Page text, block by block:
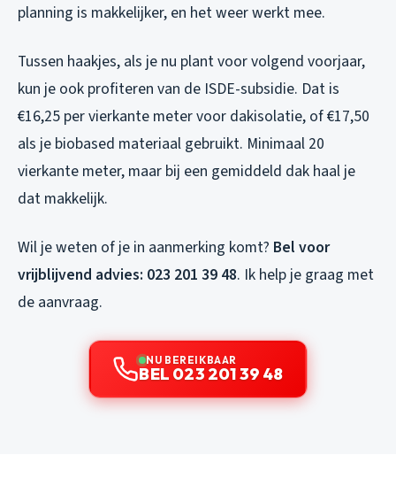
planning is makkelijker, en het weer werkt mee.
Tussen haakjes, als je nu plant voor volgend voorjaar,
kun je ook profiteren van de ISDE-subsidie. Dat is
€16,25 per vierkante meter voor dakisolatie, of €17,50
als je biobased materiaal gebruikt. Minimaal 20
vierkante meter, maar bij een gemiddeld dak haal je
dat makkelijk.
Wil je weten of je in aanmerking komt? Bel voor
vrijblijvend advies: 023 201 39 48. Ik help je graag met
de aanvraag.
NU BEREIKBAAR
BEL 023 201 39 48